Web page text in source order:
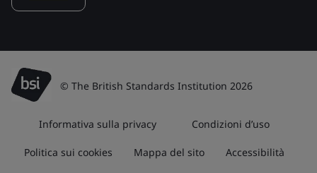
© The British Standards Institution 2026
Informativa sulla privacy Condizioni d’uso
Politica sui cookies Mappa del sito Accessibilità